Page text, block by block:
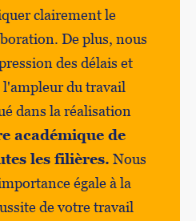
clairement le
De plus, nous
des délais et
du travail
dans la réalisation
académique de
les filières. Nous
égale à la
de votre travail